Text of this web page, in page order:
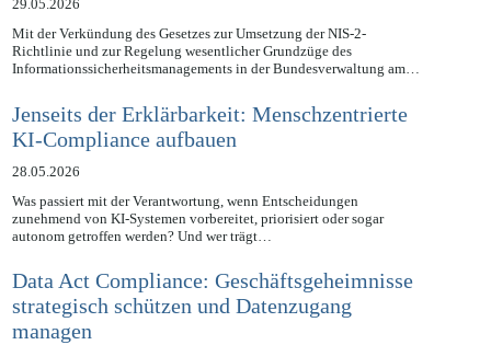
29.05.2026
Mit der Verkündung des Gesetzes zur Umsetzung der NIS-2-
Richtlinie und zur Regelung wesentlicher Grundzüge des
Informationssicherheitsmanagements in der Bundesverwaltung am…
Jenseits der Erklärbarkeit: Menschzentrierte
KI-Compliance aufbauen
28.05.2026
Was passiert mit der Verantwortung, wenn Entscheidungen
zunehmend von KI-Systemen vorbereitet, priorisiert oder sogar
autonom getroffen werden? Und wer trägt…
Data Act Compliance: Geschäftsgeheimnisse
strategisch schützen und Datenzugang
managen